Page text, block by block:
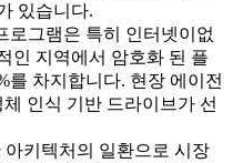
있습니다.
로그램은 특히 인터넷이없
인 지역에서 암호화 된 플
를 차지합니다. 현장 에이전
인식 기반 드라이브가 선
키텍처의 일환으로 시장